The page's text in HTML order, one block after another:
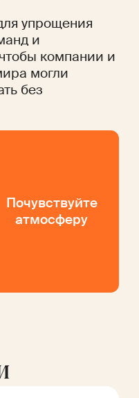
упрощения
и
компании и
могли
без
Почувствуйте
атмосферу